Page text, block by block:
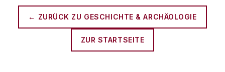
← ZURÜCK ZU GESCHICHTE & ARCHÄOLOGIE
ZUR STARTSEITE